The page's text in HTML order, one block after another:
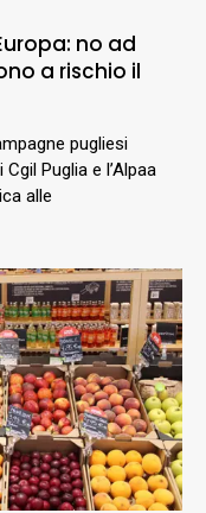
no ad
a rischio il
pugliesi
Puglia e l’Alpaa
alle